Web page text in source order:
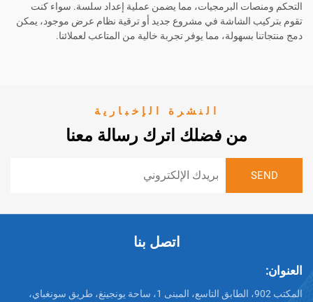
البرمجيات، مما يضمن عملية إعداد سلسة. سواء كنت
الشاشة في مشروع جديد أو ترقية نظام عرض موجود، يمكن
مما يوفر تجربة خالية من المتاعب لعملائنا.
النشرة الإخبارية
من فضلك اترك رسالة معنا
المكتب 902، الطابق التاسع، المبنى 1، ساحة يونجينغ، طريق سونغباي،